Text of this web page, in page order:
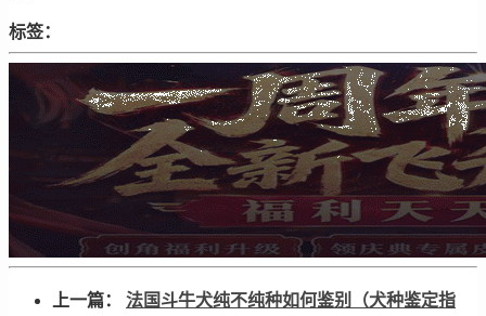
标签：
上一篇： 法国斗牛犬纯不纯种如何鉴别（犬种鉴定指